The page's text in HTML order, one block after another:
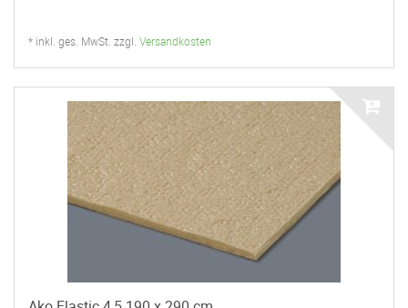
* inkl. ges. MwSt. zzgl. Versandkosten